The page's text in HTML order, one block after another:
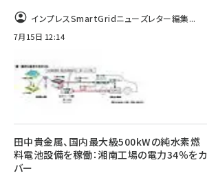
インプレスSmartGridニューズレター編集...
7月15日 12:14
田中貴金属、国内最大級500kWの純水素燃
料電池設備を稼働：湘南工場の電力34％をカ
バー